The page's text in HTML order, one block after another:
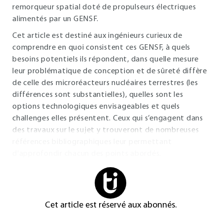
remorqueur spatial doté de propulseurs électriques
alimentés par un GENSF.
Cet article est destiné aux ingénieurs curieux de
comprendre en quoi consistent ces GENSF, à quels
besoins potentiels ils répondent, dans quelle mesure
leur problématique de conception et de sûreté diffère
de celle des microréacteurs nucléaires terrestres (les
différences sont substantielles), quelles sont les
options technologiques envisageables et quels
challenges elles présentent. Ceux qui s’engagent dans
des travaux sur le sujet y trouveront de nombreuses
Cet article est réservé aux abonnés.